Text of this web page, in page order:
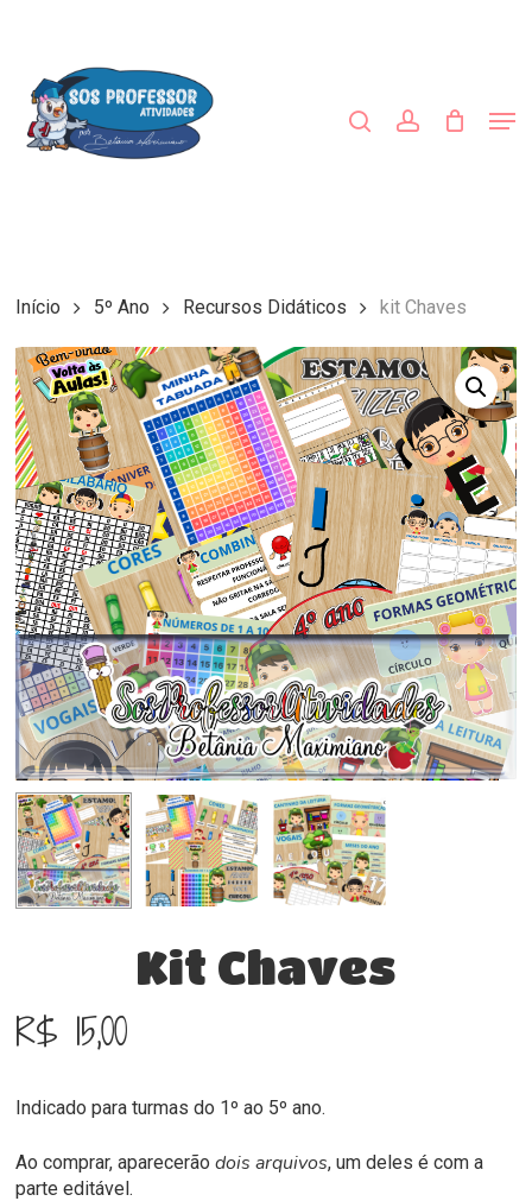
content
Início 5º Ano Recursos Didáticos kit Chaves
Kit Chaves
R$ 15,00
Indicado para turmas do 1º ao 5º ano.
Ao comprar, aparecerãodois arquivos, um deles é com a
parte editável.